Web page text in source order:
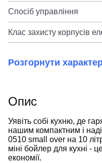
Спосіб управління
Клас захисту корпусів
Розгорнути
Опис
Уявіть собі кухню, де
нашим компактним і
0510 small over на 10
міні бойлер для кухні -
економії.